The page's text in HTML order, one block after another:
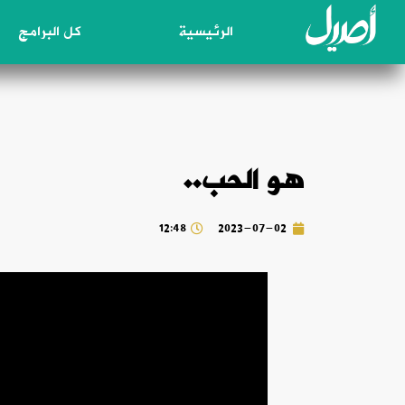
الرئيسية كل البرامج
هو الحب..
2023-07-02
12:48